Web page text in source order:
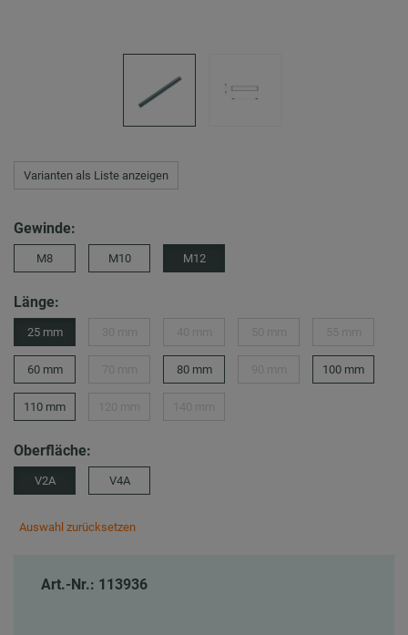
Varianten als Liste anzeigen
Gewinde:
M8 M10 M12
Länge:
25 mm
60 mm 80 mm 100 mm
110 mm
Oberfläche:
V2A V4A
Auswahl zurücksetzen
Art.-Nr.: 113936